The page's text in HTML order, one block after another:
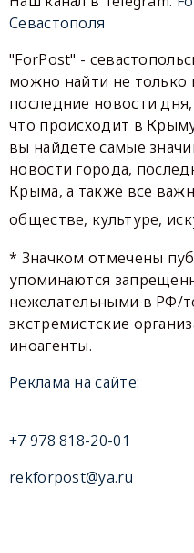
Севастополя
"ForPost" -
можно найти не только
последние новости
что происходит в
вы найдете самые
новости города,
Крыма, а также все
обществе, культуре,
* Значком отмечены
упоминаются
нежелательными в РФ/
экстремистские
иноагенты.
Реклама на сайте:
+7 978 818-20-01
rekforpost@ya.ru